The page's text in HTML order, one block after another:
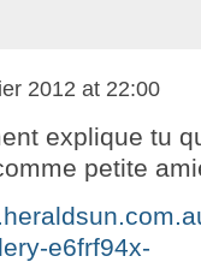
2012 at 22:00
explique tu
petite
e6frf94x-